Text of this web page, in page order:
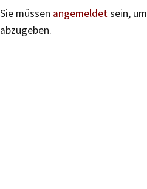
Sie müssen angemeldetsein,
abzugeben.